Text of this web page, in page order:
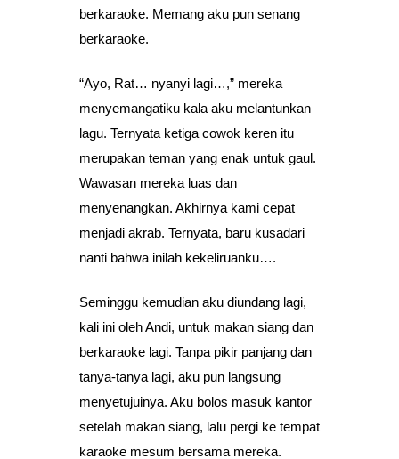
berkaraoke. Memang aku pun senang
berkaraoke.
“Ayo, Rat… nyanyi lagi…,” mereka
menyemangatiku kala aku melantunkan
lagu. Ternyata ketiga cowok keren itu
merupakan teman yang enak untuk gaul.
Wawasan mereka luas dan
menyenangkan. Akhirnya kami cepat
menjadi akrab. Ternyata, baru kusadari
nanti bahwa inilah kekeliruanku….
Seminggu kemudian aku diundang lagi,
kali ini oleh Andi, untuk makan siang dan
berkaraoke lagi. Tanpa pikir panjang dan
tanya-tanya lagi, aku pun langsung
menyetujuinya. Aku bolos masuk kantor
setelah makan siang, lalu pergi ke tempat
karaoke mesum bersama mereka.